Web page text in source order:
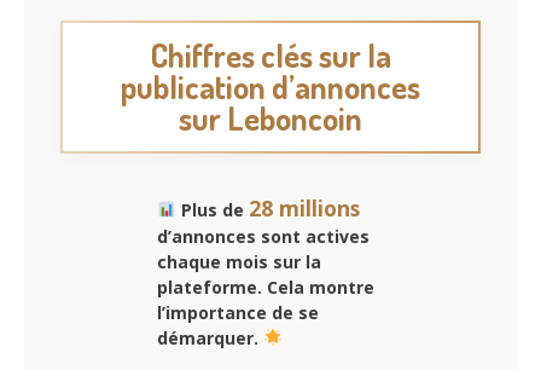
Chiffres clés sur la
publication d’annonces
sur Leboncoin
Plus de 28 millions
d’annonces sont actives
chaque mois sur la
plateforme. Cela montre
l’importance de se
démarquer.